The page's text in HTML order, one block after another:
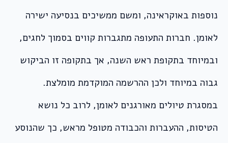
נוספות באוקראינה, ומשם ממשיכים בנסיעה ישירה
לאומן. חברות התעופה מתגברות קווים בסמוך לחגים,
ובמיוחד בתקופת ראש השנה, אך בתקופה זו הביקוש
גבוה במיוחד ולכן ההרשמה המוקדמת מומלצת.
במסגרת טיולים מאורגנים לאומן, לרוב כל נושא
הטיסות, ההעברות והכבודה מטופל מראש, כך שהנוסע